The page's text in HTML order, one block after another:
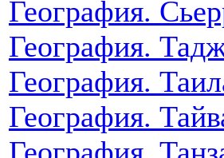
География.
География.
География.
География.